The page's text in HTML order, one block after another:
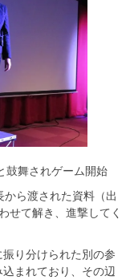
鼓舞されゲーム開始
ら渡された資料（出
せて解き、進撃してく
り分けられた別の参
まれており、その辺